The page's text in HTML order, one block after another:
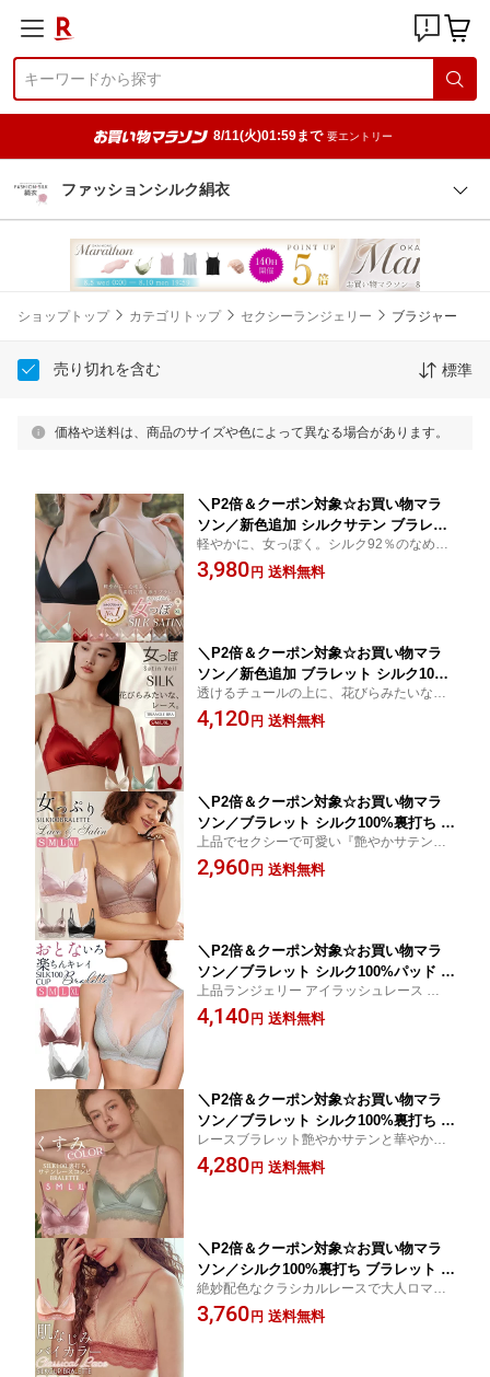
8/11(火)01:59まで 要エントリー
ファッションシルク絹衣
ショップトップ カテゴリトップ セクシーランジェリー ブラジャー
売り切れを含む 標準
価格や送料は、商品のサイズや色によって異なる場合があります。
＼P2倍＆クーポン対象☆お買い物マラ
ソン／新色追加 シルクサテン ブラレッ
ト ストレッチ ノンワイヤー 三角ブラ 2
WAY バック カシュクール レディース
軽やかに、女っぽく。シルク92％のなめら
かなサテンで、締めつけず自然に整うブラ
レット。2WAYで背中まで美しく。別売り
3,980円 送料無料
＼P2倍＆クーポン対象☆お買い物マラ
ソン／新色追加 ブラレット シルク100%
カップ シルクサテン カシュクール 三角
ブラ レースエッジ ティアードレース ギ
透けるチュールの上に、花びらみたいなレ
ースを重ねて☆透け感 ワイヤレス 三角カッ
プ☆別売りお揃いショーツあり☆超軽量 吸
4,120円 送料無料
＼P2倍＆クーポン対象☆お買い物マラ
ソン／ブラレット シルク100%裏打ち シ
ルクサテン レースコンビ ブラジャー ノ
ンワイヤー 花柄 スカラップ 三角ブラ
上品でセクシーで可愛い『艶やかサテン＆
レース』を贅沢に ワイヤレス 三角カップ
☆別売りお揃いショーツあり☆超軽量 吸湿
2,960円 送料無料
＼P2倍＆クーポン対象☆お買い物マラ
ソン／ブラレット シルク100%パッド ブ
ラジャー らくちん ノンワイヤー ストー
ンチャーム 花柄 総レース スカラップ
上品ランジェリー アイラッシュレース ブラ
レット シルクブラジャー ワイヤレス 三角
カップ ☆超軽量 吸湿速乾 快適 高い通気性
4,140円 送料無料
＼P2倍＆クーポン対象☆お買い物マラ
ソン／ブラレット シルク100%裏打ち シ
ルクサテン レースコンビ ブラジャー 取
り外しパッド ノンワイヤー 花柄 スカラ
レースブラレット艶やかサテンと華やかレ
ースを贅沢に☆ ワイヤレス 三角カップ☆別
売りお揃いショーツあり☆超軽量 吸湿速乾
4,280円 送料無料
＼P2倍＆クーポン対象☆お買い物マラ
ソン／シルク100%裏打ち ブラレット バ
イカラー 総レース クラシカルレース ブ
ラジャーノンワイヤー 花柄 ロマンティ
絶妙配色なクラシカルレースで大人ロマン
ティックなブラレット☆ ワイヤレス 三角カ
ップ☆別売りお揃いショーツあり☆超軽量
3,760円 送料無料